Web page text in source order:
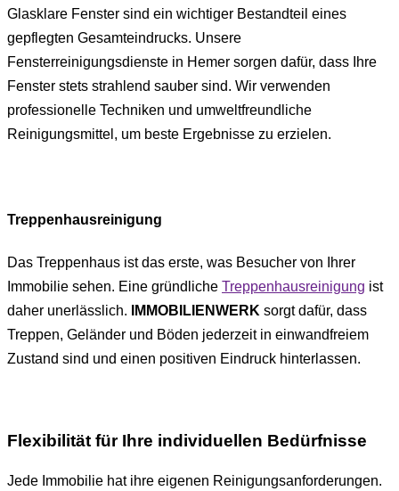
Glasklare Fenster sind ein wichtiger Bestandteil eines
gepflegten Gesamteindrucks. Unsere
Fensterreinigungsdienste in Hemer sorgen dafür, dass Ihre
Fenster stets strahlend sauber sind. Wir verwenden
professionelle Techniken und umweltfreundliche
Reinigungsmittel, um beste Ergebnisse zu erzielen.
Treppenhausreinigung
Das Treppenhaus ist das erste, was Besucher von Ihrer
Immobilie sehen. Eine gründliche Treppenhausreinigung ist
daher unerlässlich.
IMMOBILIENWERK sorgt dafür, dass
Treppen, Geländer und Böden jederzeit in einwandfreiem
Zustand sind und einen positiven Eindruck hinterlassen.
Flexibilität für Ihre individuellen Bedürfnisse
Jede Immobilie hat ihre eigenen Reinigungsanforderungen.